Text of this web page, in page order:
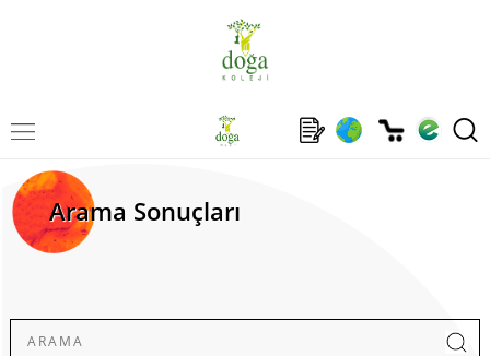
Arama Sonuçları